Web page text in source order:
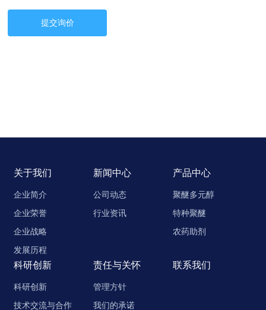
提交询价
关于我们
企业简介
企业荣誉
企业战略
发展历程
新闻中心
公司动态
行业资讯
产品中心
聚醚多元醇
特种聚醚
农药助剂
科研创新
科研创新
技术交流与合作
责任与关怀
管理方针
我们的承诺
联系我们